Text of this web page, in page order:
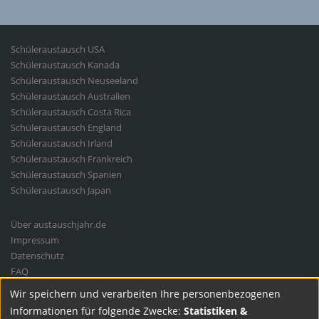
Student
Exchange
Schüleraustausch USA
Schüleraustausch Kanada
Schüleraustausch Neuseeland
Schüleraustausch Australien
Schüleraustausch Costa Rica
Schüleraustausch England
Schüleraustausch Irland
Schüleraustausch Frankreich
Schüleraustausch Spanien
Schüleraustausch Japan
Fußbereichsmenü
Über austauschjahr.de
Impressum
Datenschutz
FAQ
Cookie-Einstellungen
Use
Wir speichern und verarbeiten Ihre personenbezogenen
Informationen für folgende Zwecke: Statistiken &